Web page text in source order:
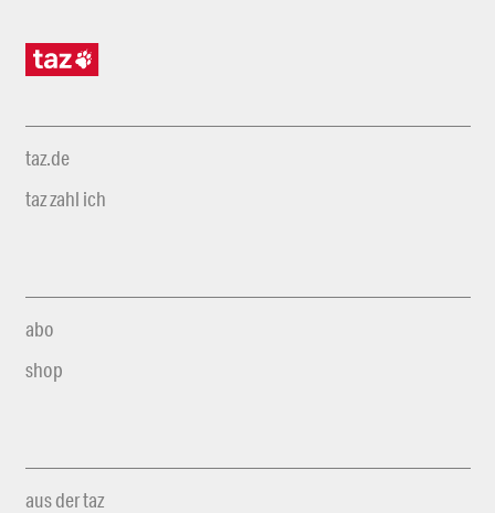
taz.de
taz zahl ich
abo
shop
aus der taz